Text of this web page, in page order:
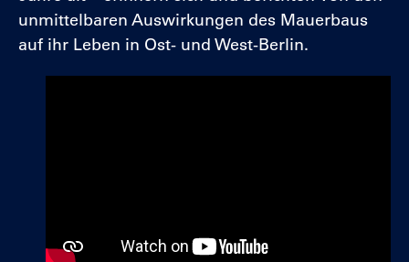
unmittelbaren Auswirkungen des Mauerbaus
auf ihr Leben in Ost- und West-Berlin.